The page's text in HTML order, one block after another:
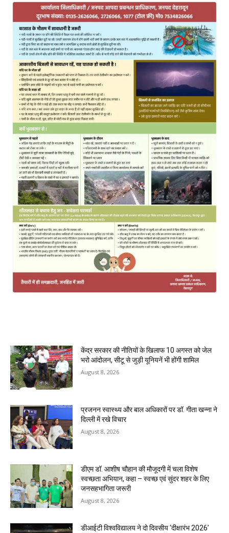
केंद्र सरकार की नीतियों के खिलाफ 10 अगस्त को जेल
भरो आंदोलन, सीटू से जुड़ी यूनियनें भी होंगी शामिल
August 8, 2026
प्रजनन स्वास्थ्य और बाल अधिकारों पर डॉ. गीता खन्ना ने
दिल्ली में रखे विचार
August 8, 2026
डीएम डॉ. आशीष चौहान की मौजूदगी में चला विशेष
स्वच्छता अभियान, कहा – स्वच्छ एवं सुंदर शहर के लिए
जनसहभागिता जरूरी
August 8, 2026
डीआईटी विश्वविद्यालय ने दो दिवसीय ‘दीक्षारंभ 2026’